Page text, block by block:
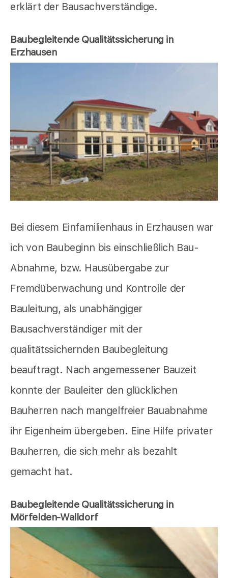
erklärt der Bausachverständige.
Baubegleitende Qualitätssicherung in
Erzhausen
Bei diesem Einfamilienhaus in Erzhausen war
ich von Baubeginn bis einschließlich Bau-
Abnahme, bzw. Hausübergabe zur
Fremdüberwachung und Kontrolle der
Bauleitung, als unabhängiger
Bausachverständiger mit der
qualitätssichernden Baubegleitung
beauftragt. Nach angemessener Bauzeit
konnte der Bauleiter den glücklichen
Bauherren nach mangelfreier Bauabnahme
ihr Eigenheim übergeben. Eine Hilfe privater
Bauherren, die sich mehr als bezahlt
gemacht hat.
Baubegleitende Qualitätssicherung in
Mörfelden-Walldorf